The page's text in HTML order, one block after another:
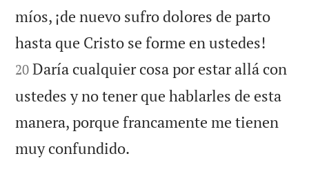
míos, ¡de nuevo sufro dolores de parto
hasta que Cristo se forme en ustedes!
20 Daría cualquier cosa por estar allá con
ustedes y no tener que hablarles de esta
manera, porque francamente me tienen
muy confundido.